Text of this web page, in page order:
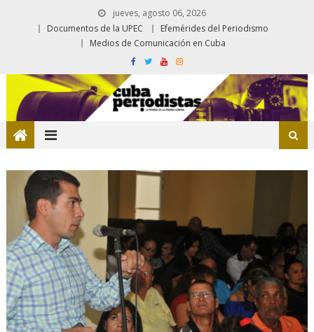
jueves, agosto 06, 2026
Documentos de la UPEC
Efemérides del Periodismo
Medios de Comunicación en Cuba